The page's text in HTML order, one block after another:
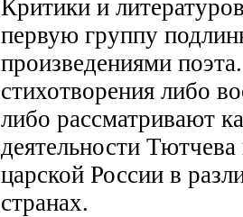
Критики и
первую группу
произведениями
стихотворения либо
либо рассматривают
деятельности Тютчева
царской России в
странах.